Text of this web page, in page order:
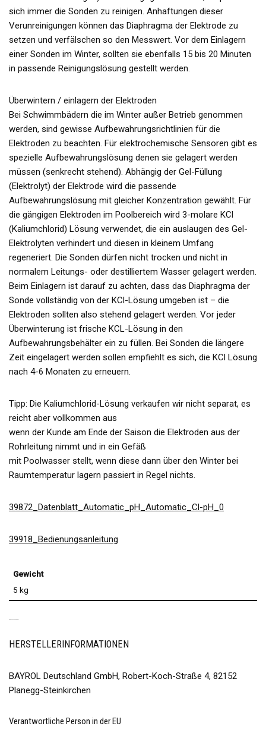
sich immer die Sonden zu reinigen. Anhaftungen dieser
Verunreinigungen können das Diaphragma der Elektrode zu
setzen und verfälschen so den Messwert. Vor dem Einlagern
einer Sonden im Winter, sollten sie ebenfalls 15 bis 20 Minuten
in passende Reinigungslösung gestellt werden.
Überwintern / einlagern der Elektroden
Bei Schwimmbädern die im Winter außer Betrieb genommen
werden, sind gewisse Aufbewahrungsrichtlinien für die
Elektroden zu beachten. Für elektrochemische Sensoren gibt es
spezielle Aufbewahrungslösung denen sie gelagert werden
müssen (senkrecht stehend). Abhängig der Gel-Füllung
(Elektrolyt) der Elektrode wird die passende
Aufbewahrungslösung mit gleicher Konzentration gewählt. Für
die gängigen Elektroden im Poolbereich wird 3-molare KCl
(Kaliumchlorid) Lösung verwendet, die ein auslaugen des Gel-
Elektrolyten verhindert und diesen in kleinem Umfang
regeneriert. Die Sonden dürfen nicht trocken und nicht in
normalem Leitungs- oder destilliertem Wasser gelagert werden.
Beim Einlagern ist darauf zu achten, dass das Diaphragma der
Sonde vollständig von der KCl-Lösung umgeben ist – die
Elektroden sollten also stehend gelagert werden. Vor jeder
Überwinterung ist frische KCL-Lösung in den
Aufbewahrungsbehälter ein zu füllen. Bei Sonden die längere
Zeit eingelagert werden sollen empfiehlt es sich, die KCl Lösung
nach 4-6 Monaten zu erneuern.
Tipp: Die Kaliumchlorid-Lösung verkaufen wir nicht separat, es
reicht aber vollkommen aus
wenn der Kunde am Ende der Saison die Elektroden aus der
Rohrleitung nimmt und in ein Gefäß
mit Poolwasser stellt, wenn diese dann über den Winter bei
Raumtemperatur lagern passiert in Regel nichts.
39872_Datenblatt_Automatic_pH_Automatic_Cl-pH_0
39918_Bedienungsanleitung
Gewicht
5 kg
HERSTELLERINFORMATIONEN
BAYROL Deutschland GmbH, Robert-Koch-Straße 4, 82152
Planegg-Steinkirchen
Verantwortliche Person in der EU